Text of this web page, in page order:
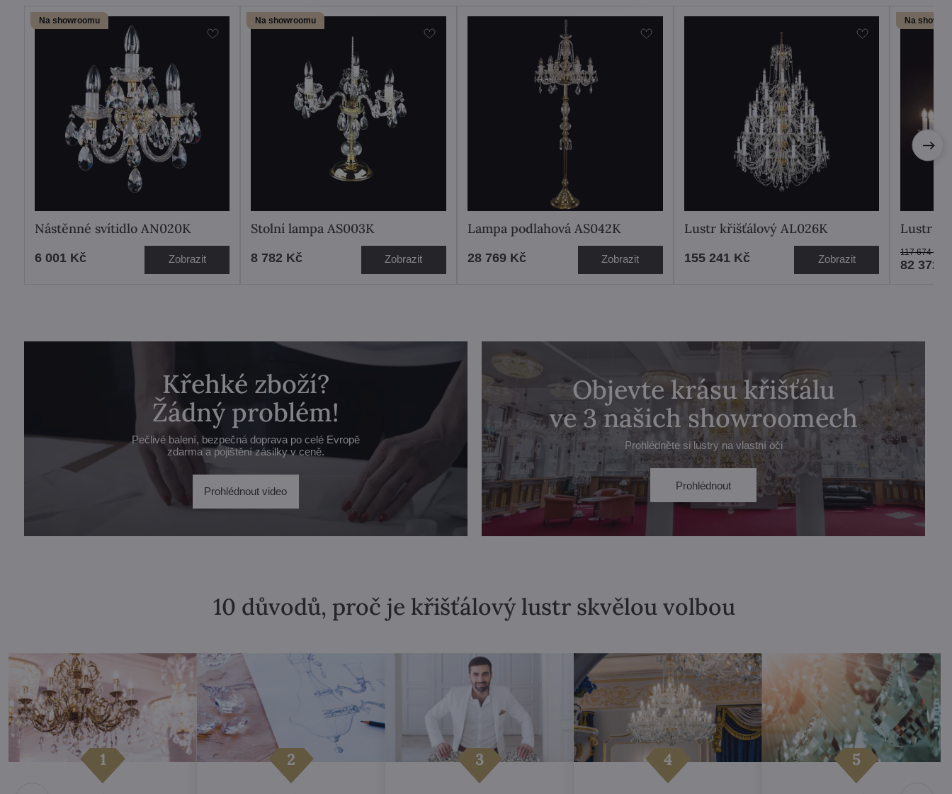
Na showroomu
Nástěnné svítidlo AN020K
6 001 Kč Zobrazit
Na showroomu
Stolní lampa AS003K
8 782 Kč Zobrazit
Lampa podlahová AS042K
28 769 Kč Zobrazit
Lustr křišťálový AL026K
155 241 Kč Zobrazit
Na
Lustr
82 372
117 674 Kč
Křehké zboží?
Žádný problém!
Pečlivé balení, bezpečná doprava po celé Evropě
zdarma a pojištění zásilky v ceně.
Prohlédnout video
Objevte krásu křišťálu
ve 3 našich showroomech
Prohlédněte si lustry na vlastní oči
Prohlédnout
10 důvodů, proč je křišťálový lustr skvělou volbou